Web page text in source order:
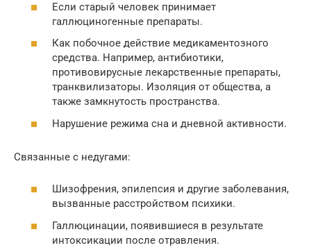
Если старый человек принимает
галлюциногенные препараты.
Как побочное действие медикаментозного
средства. Например, антибиотики,
противовирусные лекарственные препараты,
транквилизаторы. Изоляция от общества, а
также замкнутость пространства.
Нарушение режима сна и дневной активности.
Связанные с недугами:
Шизофрения, эпилепсия и другие заболевания,
вызванные расстройством психики.
Галлюцинации, появившиеся в результате
интоксикации после отравления.